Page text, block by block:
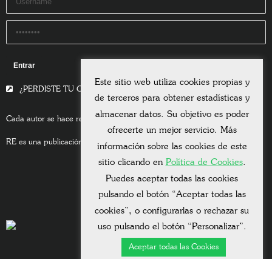
¿PERDISTE TU CONTRASEÑA?
Cada autor se hace responsable del contenido de sus escritos.
RE es una publicación asociada a la Universitas Albertiana.
Este sitio web utiliza cookies propias y
de terceros para obtener estadísticas y
almacenar datos. Su objetivo es poder
ofrecerte un mejor servicio. Más
información sobre las cookies de este
sitio clicando en Política de Cookies.
Puedes aceptar todas las cookies
pulsando el botón “Aceptar todas las
cookies”, o configurarlas o rechazar su
uso pulsando el botón “Personalizar”.
Aceptar todas las Cookies